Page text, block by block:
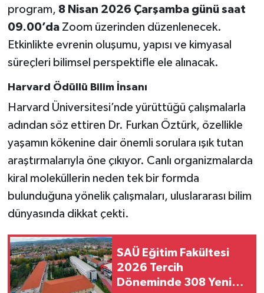
program, 8 Nisan 2026 Çarşamba günü saat
09.00’daZoom üzerinden düzenlenecek.
Etkinlikte evrenin oluşumu, yapısı ve kimyasal
süreçleri bilimsel perspektifle ele alınacak.
Harvard Ödüllü Bilim İnsanı
Harvard Üniversitesi’nde yürüttüğü çalışmalarla
adından söz ettiren Dr. Furkan Öztürk, özellikle
yaşamın kökenine dair önemli sorulara ışık tutan
araştırmalarıyla öne çıkıyor. Canlı organizmalarda
kiral moleküllerin neden tek bir formda
bulunduğuna yönelik çalışmaları, uluslararası bilim
dünyasında dikkat çekti.
SAÜ Eğitim Fakültesi
2026 Tercih
Döneminde 308 Yeni